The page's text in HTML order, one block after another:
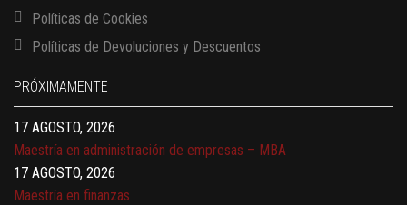
Políticas de Cookies
Políticas de Devoluciones y Descuentos
PRÓXIMAMENTE
13 AGOSTO, 2026
17 AGOSTO, 2026
Gerencia de empresas familiares
17 AGOSTO, 2026
Maestría en administración de empresas – MBA
17 AGOSTO, 2026
Maestría en finanzas